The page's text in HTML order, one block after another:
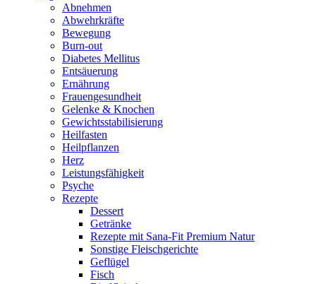
Abnehmen
Abwehrkräfte
Bewegung
Burn-out
Diabetes Mellitus
Entsäuerung
Ernährung
Frauengesundheit
Gelenke & Knochen
Gewichtsstabilisierung
Heilfasten
Heilpflanzen
Herz
Leistungsfähigkeit
Psyche
Rezepte
Dessert
Getränke
Rezepte mit Sana-Fit Premium Natur
Sonstige Fleischgerichte
Geflügel
Fisch